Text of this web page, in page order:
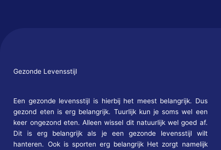
Gezonde Levensstijl
Een gezonde levensstijl is hierbij het meest belangrijk. Dus
gezond eten is erg belangrijk. Tuurlijk kun je soms wel een
keer ongezond eten. Alleen wissel dit natuurlijk wel goed af.
Dit is erg belangrijk als je een gezonde levensstijl wilt
hanteren. Ook is sporten erg belangrijk Het zorgt namelijk